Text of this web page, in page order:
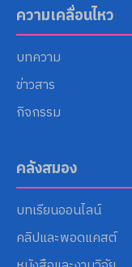
ความเคลื่อนไหว
บทความ
ข่าวสาร
กิจกรรม
คลังสมอง
บทเรียนออนไลน์
คลิปและพอดแคสต์